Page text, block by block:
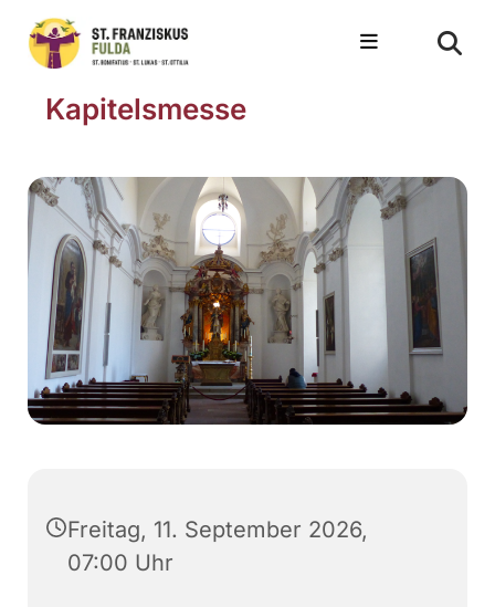
Kapitelsmesse
Freitag, 11. September 2026,
07:00 Uhr